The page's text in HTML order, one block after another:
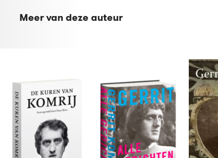
Meer van deze auteur